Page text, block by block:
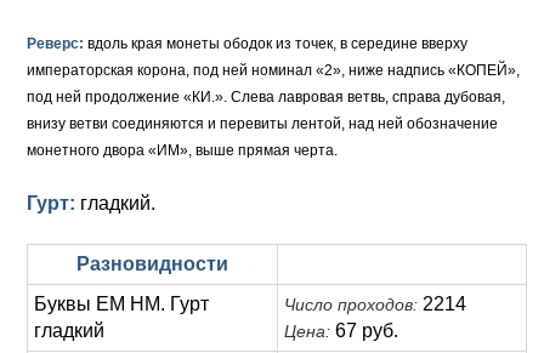
Альбертусталер
Золото
Серебро
Медь
Для Речи Посполитой
Реверс: вдоль края монеты ободок из точек, в середине вверху
императорская корона, под ней номинал «2», ниже надпись «КОПЕЙ»,
под ней продолжение «КИ.». Слева лавровая ветвь, справа дубовая,
внизу ветви соединяются и перевиты лентой, над ней обозначение
монетного двора «ИМ», выше прямая черта.
Гурт: гладкий.
Разновидности
Буквы ЕМ НМ. Гурт
гладкий
Число проходов: 2214
Цена: 67 руб.